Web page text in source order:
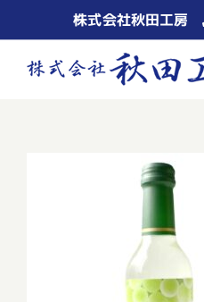
to
content
株式会社秋田工房